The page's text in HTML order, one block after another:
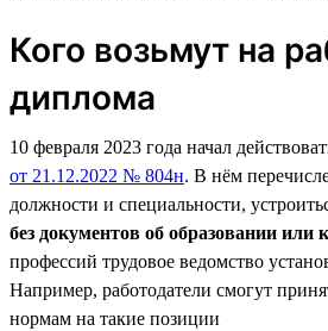
Кого возьмут на
диплома
10 февраля 2023 года начал
от 21.12.2022 № 804н. В нём
должности и специальности,
без документов об образовании или
профессий трудовое ведомство
Например, работодатели смогут
нормам на такие позиции